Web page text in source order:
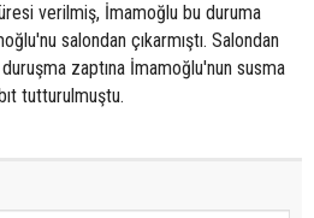
verilmiş, İmamoğlu bu duruma
salondan çıkarmıştı. Salondan
zaptına İmamoğlu'nun susma
tutturulmuştu.